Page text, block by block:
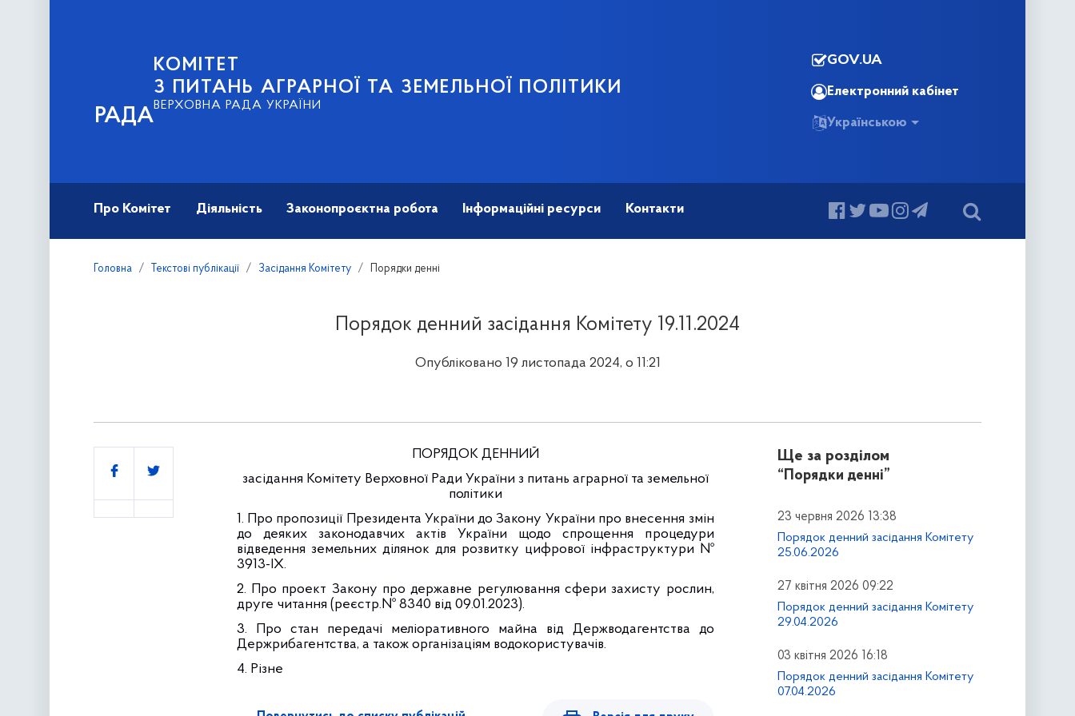
РАДА
КОМІТЕТ
З ПИТАНЬ АГРАРНОЇ ТА ЗЕМЕЛЬНОЇ ПОЛІТИКИ
ВЕРХОВНА РАДА УКРАЇНИ
GOV.UA
Електронний кабінет
Українською
Про Комітет Діяльність Законопроєктна робота Інформаційні ресурси Контакти
Головна Текстові публікації Засідання Комітету Порядки денні
Порядок денний засідання Комітету 19.11.2024
Опубліковано 19 листопада 2024, о 11:21
ПОРЯДОК ДЕННИЙ
засідання Комітету Верховної Ради України з питань аграрної та земельної
політики
1. Про пропозиції Президента України до Закону України про внесення змін
до деяких законодавчих актів України щодо спрощення процедури
відведення земельних ділянок для розвитку цифрової інфраструктури №
3913-IX.
2. Про проект Закону про державне регулювання сфери захисту рослин,
друге читання (реєстр.№ 8340 від 09.01.2023).
3. Про стан передачі меліоративного майна від Держводагентства до
Держрибагентства, а також організаціям водокористувачів.
4. Різне
Поділитись
Ще за розділом
“Порядки денні”
23 червня 2026 13:38
Порядок денний засідання Комітету
25.06.2026
27 квітня 2026 09:22
Порядок денний засідання Комітету
29.04.2026
03 квітня 2026 16:18
Порядок денний засідання Комітету
07.04.2026